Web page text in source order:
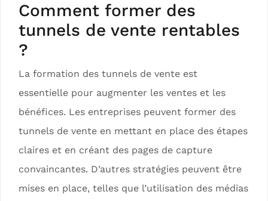
Comment former des
tunnels de vente rentables
?
La formation des tunnels de vente est
essentielle pour augmenter les ventes et les
bénéfices. Les entreprises peuvent former des
tunnels de vente en mettant en place des étapes
claires et en créant des pages de capture
convaincantes. D’autres stratégies peuvent être
mises en place, telles que l’utilisation des médias